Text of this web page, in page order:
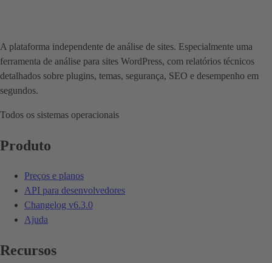
A plataforma independente de análise de sites. Especialmente uma
ferramenta de análise para sites WordPress, com relatórios técnicos
detalhados sobre plugins, temas, segurança, SEO e desempenho em
segundos.
Todos os sistemas operacionais
Produto
Preços e planos
API para desenvolvedores
Changelog v6.3.0
Ajuda
Recursos